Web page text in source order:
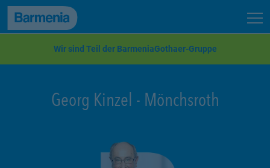
zum Seiteninhalt
Back to top
Wir sind Teil der BarmeniaGothaer-Gruppe
Georg Kinzel - Mönchsroth